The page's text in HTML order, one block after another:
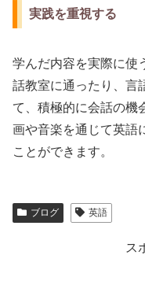
実践を重視する
学んだ内容を実際に使
話教室に通ったり、言
て、積極的に会話の機
画や音楽を通じて英語
ことができます。
ブログ 英語
ス